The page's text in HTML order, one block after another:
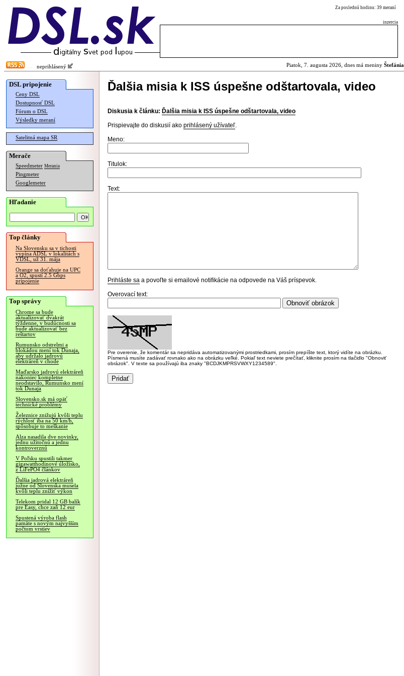
Za poslednú hodinu: 39 meraní
inzercia
neprihlásený Piatok, 7. augusta 2026, dnes má meniny Štefánia
DSL pripojenie
Ceny DSL
Dostupnosť DSL
Fórum o DSL
Výsledky meraní
Satelitná mapa SR
Merače
Speedmeter Merania
Pingmeter
Googlemeter
Hľadanie
Top články
Na Slovensku sa v tichosti
vypína ADSL v lokalitách s
VDSL, už 31. mája
Orange sa doťahuje na UPC
a O2, spustí 2.5 Gbps
pripojenie
Top správy
Chrome sa bude
aktualizovať dvakrát
týždenne, v budúcnosti sa
bude aktualizovať bez
reštartov
Rumunsko odstrelmi a
blokádou mení tok Dunaja,
aby udržalo jadrovú
elektráreň v chode
Maďarsko jadrovú elektráreň
nakoniec kompletne
neodstavilo, Rumunsko mení
tok Dunaja
Slovensko.sk má opäť
technické problémy
Železnice znižujú kvôli teplu
rýchlosť iba na 50 km/h,
spôsobuje to meškanie
Alza nasadila dve novinky,
jednu užitočnú a jednu
kontroverznú
V Poľsku spustili takmer
gigawatthodinové úložisko,
z LiFePO4 článkov
Ďalšia jadrová elektráreň
južne od Slovenska musela
kvôli teplu znížiť výkon
Telekom pridal 12 GB balík
pre Easy, chce zaň 12 eur
Spustená výroba flash
pamäte s novým najvyšším
počtom vrstiev
Ďalšia misia k ISS úspešne odštartovala, video
Diskusia k článku: Ďalšia misia k ISS úspešne odštartovala, video
Prispievajte do diskusií ako prihlásený užívateľ.
Meno:
Titulok:
Text:
Prihláste sa a povoľte si emailové notifikácie na odpovede na Váš príspevok.
Overovací text:
Pre overenie, že komentár sa nepridáva automatizovanými prostriedkami, prosím prepíšte text, ktorý vidíte na obrázku.
Písmená musíte zadávať rovnako ako na obrázku veľké. Pokiaľ text neviete prečítať, kliknite prosím na tlačidlo "Obnoviť
obrázok". V texte sa používajú iba znaky "BCDJKMPRSVWXY1234589".